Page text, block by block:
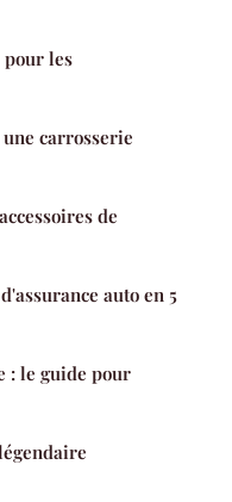
pour les
carrosserie
de
auto en 5
: le guide pour